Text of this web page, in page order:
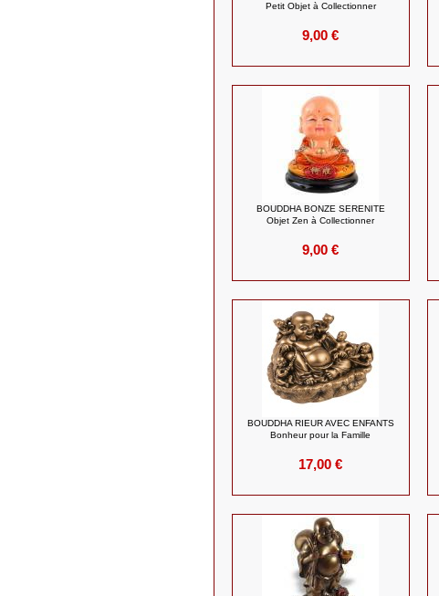
Petit Objet à Collectionner
9,00 €
BOUDDHA BONZE SERENITE
Objet Zen à Collectionner
9,00 €
BOUDDHA RIEUR AVEC ENFANTS
Bonheur pour la Famille
17,00 €